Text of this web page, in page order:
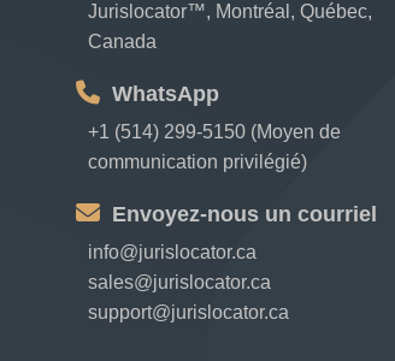
Jurislocator™, Montréal, Québec,
Canada
WhatsApp
+1 (514) 299-5150 (Moyen de
communication privilégié)
Envoyez-nous un courriel
info@jurislocator.ca
sales@jurislocator.ca
support@jurislocator.ca